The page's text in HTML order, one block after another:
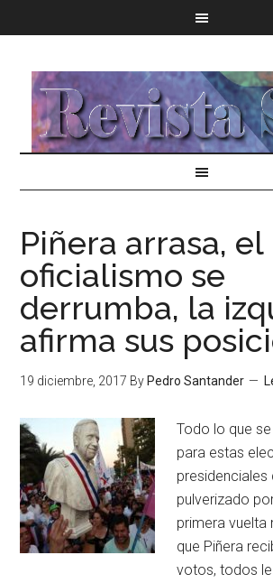
Piñera arrasa, el
oficialismo se
derrumba, la
afirma sus
19 diciembre, 2017 By Pedro Santander
Todo lo que
para estas
presidenciales
pulverizado
primera vuelta
que Piñera
votos, todos